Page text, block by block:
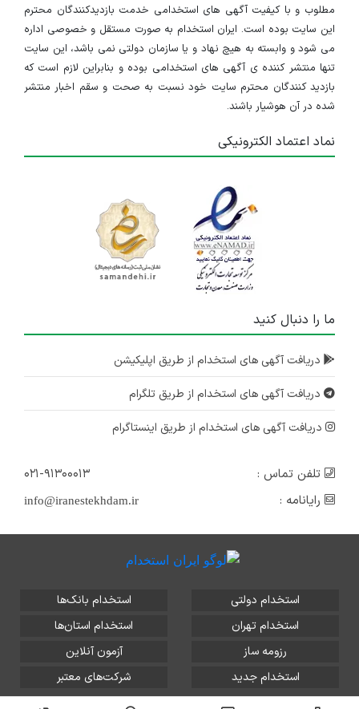
مطلوب و با کیفیت آگهی های استخدامی خدمت بازدیدکنندگان محترم
این سایت بوده است. ایران استخدام به صورت مستقل و خصوصی اداره
می شود و وابسته به هیچ نهاد و یا سازمان دولتی نمی باشد، این سایت
تنها منتشر کننده ی آگهی های استخدامی بوده و بنابراین لازم است که
بازدید کنندگان محترم سایت خود نسبت به صحت و سقم اخبار منتشر
شده در آن هوشیار باشند.
نماد اعتماد الکترونیکی
ما را دنبال کنید
دریافت آگهی های استخدام از طریق اپلیکیشن
دریافت آگهی های استخدام از طریق تلگرام
دریافت آگهی های استخدام از طریق اینستاگرام
تلفن تماس :
۰۲۱-۹۱۳۰۰۰۱۳
رایانامه :
info@iranestekhdam.ir
استخدام دولتی
استخدام بانک‌ها
استخدام تهران
استخدام استان‌ها
رزومه ساز
آزمون آنلاین
استخدام جدید
شرکت‌های معتبر
تمامی حقوق این سایت برای آلتین سیستم محفوظ است و هر